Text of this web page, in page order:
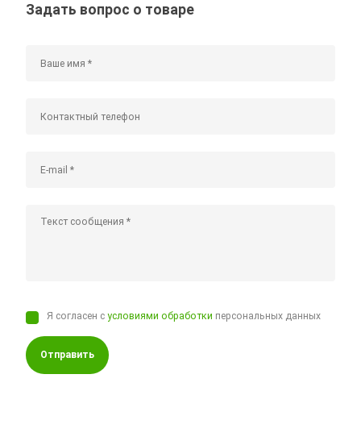
Задать вопрос о товаре
Я согласен сусловиями обработки персональных данных
Отправить